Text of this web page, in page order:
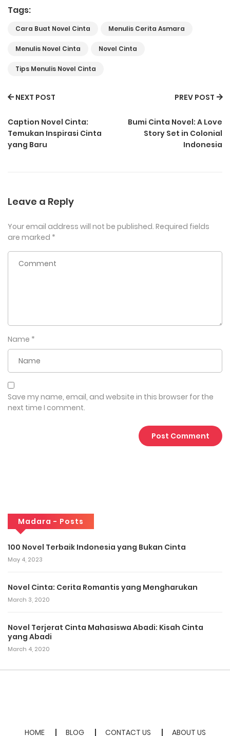
Tags:
Cara Buat Novel Cinta Menulis Cerita Asmara
Menulis Novel Cinta Novel Cinta
Tips Menulis Novel Cinta
NEXT POST
Caption Novel Cinta:
Temukan Inspirasi Cinta
yang Baru
PREV POST
Bumi Cinta Novel: A Love
Story Set in Colonial
Indonesia
Leave a Reply
Your email address will not be published. Required fields
are marked *
Name *
Save my name, email, and website in this browser for the
next time I comment.
Madara - Posts
100 Novel Terbaik Indonesia yang Bukan Cinta
May 4, 2023
Novel Cinta: Cerita Romantis yang Mengharukan
March 3, 2020
Novel Terjerat Cinta Mahasiswa Abadi: Kisah Cinta
yang Abadi
March 4, 2020
HOME BLOG CONTACT US ABOUT US